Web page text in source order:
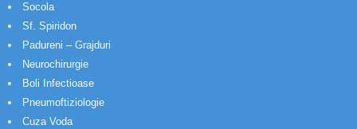
Socola
Sf. Spiridon
Padureni – Grajduri
Neurochirurgie
Boli Infectioase
Pneumoftiziologie
Cuza Voda